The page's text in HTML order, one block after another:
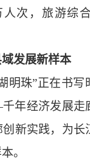
次，旅游综
发展新样本
珠”正在书写
年经济发展走
新实践，为长
。